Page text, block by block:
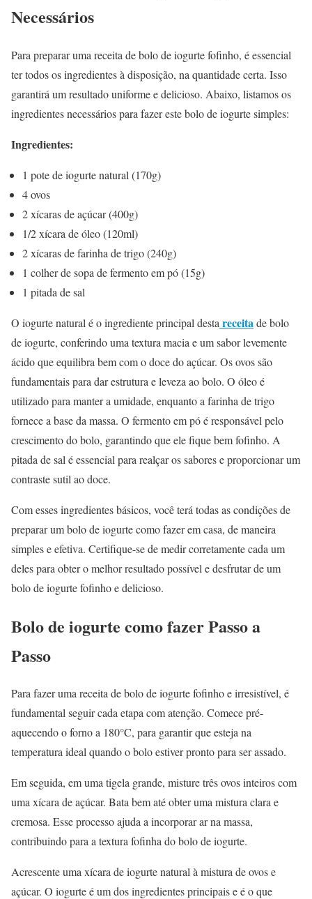
Necessários
Para preparar uma receita de bolo de iogurte fofinho, é essencial
ter todos os ingredientes à disposição, na quantidade certa. Isso
garantirá um resultado uniforme e delicioso. Abaixo, listamos os
ingredientes necessários para fazer este bolo de iogurte simples:
Ingredientes:
1 pote de iogurte natural (170g)
4 ovos
2 xícaras de açúcar (400g)
1/2 xícara de óleo (120ml)
2 xícaras de farinha de trigo (240g)
1 colher de sopa de fermento em pó (15g)
1 pitada de sal
O iogurte natural é o ingrediente principal desta receitade bolo
de iogurte, conferindo uma textura macia e um sabor levemente
ácido que equilibra bem com o doce do açúcar. Os ovos são
fundamentais para dar estrutura e leveza ao bolo. O óleo é
utilizado para manter a umidade, enquanto a farinha de trigo
fornece a base da massa. O fermento em pó é responsável pelo
crescimento do bolo, garantindo que ele fique bem fofinho. A
pitada de sal é essencial para realçar os sabores e proporcionar um
contraste sutil ao doce.
Com esses ingredientes básicos, você terá todas as condições de
preparar um bolo de iogurte como fazer em casa, de maneira
simples e efetiva. Certifique-se de medir corretamente cada um
deles para obter o melhor resultado possível e desfrutar de um
bolo de iogurte fofinho e delicioso.
Bolo de iogurte como fazer Passo a
Passo
Para fazer uma receita de bolo de iogurte fofinho e irresistível, é
fundamental seguir cada etapa com atenção. Comece pré-
aquecendo o forno a 180°C, para garantir que esteja na
temperatura ideal quando o bolo estiver pronto para ser assado.
Em seguida, em uma tigela grande, misture três ovos inteiros com
uma xícara de açúcar. Bata bem até obter uma mistura clara e
cremosa. Esse processo ajuda a incorporar ar na massa,
contribuindo para a textura fofinha do bolo de iogurte.
Acrescente uma xícara de iogurte natural à mistura de ovos e
açúcar. O iogurte é um dos ingredientes principais e é o que